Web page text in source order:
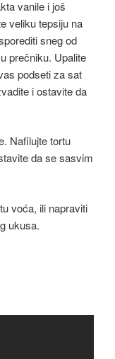
vanile i još
veliku tepsiju na
sneg od
prečniku. Upalite
podseti za sat
i ostavite da
Nafilujte tortu
da se sasvim
voća, ili napraviti
ukusa.